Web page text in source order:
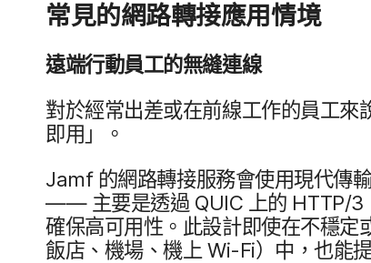
常見​的​網路​轉接​應用​情境
遠端​行動​員工​的​無縫​連線
對於​經常​出差​或​在​前線​工作​的​員工​來​
即用」。
Jamf 的​網路​轉接​服務會​使用​現代​傳
—— 主要​是​透過 QUIC 上​的 HTTP/3
確保​高​可用性。​此​設計​即​使​在​不​穩定​
飯店、​機場、​機​上 Wi-Fi）​中，​也​能​